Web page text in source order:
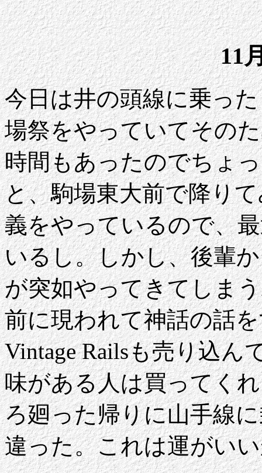
11
今日は井の頭線に乗っ
場祭をやっていてその
時間もあったのでちょ
と、駒場東大前で降り
義をやっているので、
いるし。しかし、後輩
が突如やってきてしま
前に現われて神話の話
Vintage Railsも売り込
味がある人は買ってく
ろ廻った帰りに山手線
違った。これは運がい